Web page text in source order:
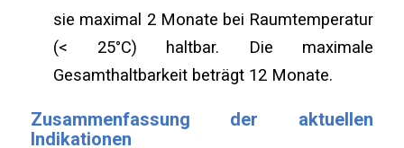
sie maximal 2 Monate bei Raumtemperatur
(< 25°C) haltbar. Die maximale
Gesamthaltbarkeit beträgt 12 Monate.
Zusammenfassung der aktuellen
Indikationen